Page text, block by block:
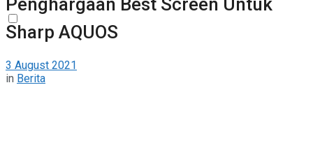
Penghargaan Best Screen Untuk
Sharp AQUOS
3 August 2021
in Berita